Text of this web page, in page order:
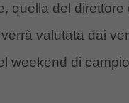
quella del direttore
valutata dai
weekend di